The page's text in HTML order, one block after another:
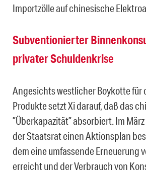
Importzölle auf chinesische
Subventionierter
privater Schuldenkrise
Angesichts westlicher Boykotte für
Produkte setzt Xi darauf, daß das
”Überkapazität” absorbiert. Im
der Staatsrat einen Aktionsplan
dem eine umfassende Erneuerung
erreicht und der Verbrauch von